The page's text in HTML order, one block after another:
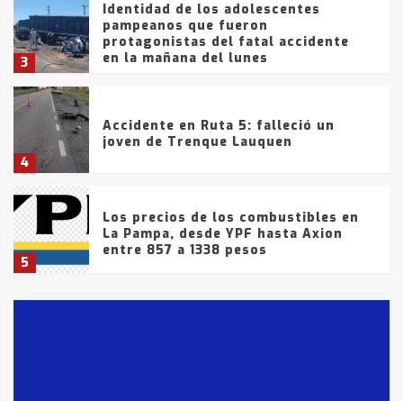
3
Identidad de los adolescentes
pampeanos que fueron
protagonistas del fatal accidente
en la mañana del lunes
4
Accidente en Ruta 5: falleció un
joven de Trenque Lauquen
5
Los precios de los combustibles en
La Pampa, desde YPF hasta Axion
entre 857 a 1338 pesos